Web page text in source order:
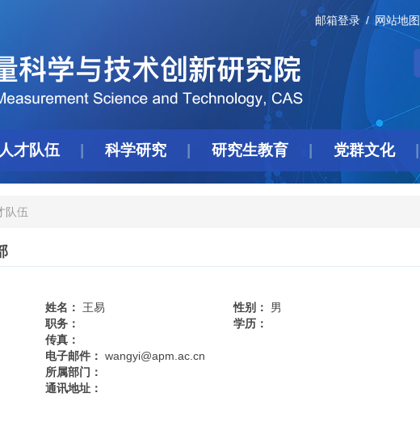
邮箱登录 网站地图
人才队伍 科学研究 研究生教育 党群文化
队伍
姓名： 王易 性别： 男
职务：
学历：
传真：
电子邮件： wangyi@apm.ac.cn
所属部门：
通讯地址：